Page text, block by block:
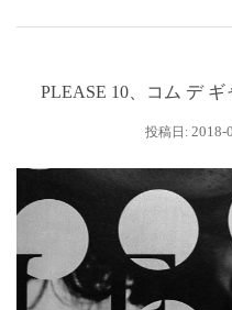
PLEASE 10、コム デ
投稿日: 2018-